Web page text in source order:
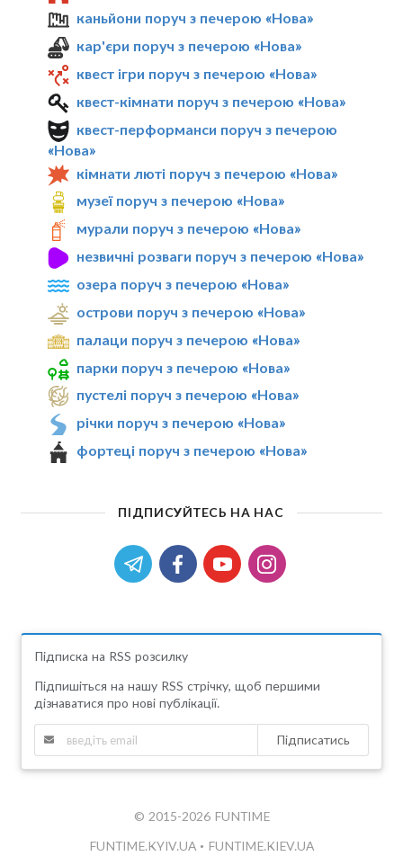
каньйони поруч з печерою «Нова»
кар'єри поруч з печерою «Нова»
квест ігри поруч з печерою «Нова»
квест-кімнати поруч з печерою «Нова»
квест-перформанси поруч з печерою
«Нова»
кімнати люті поруч з печерою «Нова»
музеї поруч з печерою «Нова»
мурали поруч з печерою «Нова»
незвичні розваги поруч з печерою «Нова»
озера поруч з печерою «Нова»
острови поруч з печерою «Нова»
палаци поруч з печерою «Нова»
парки поруч з печерою «Нова»
пустелі поруч з печерою «Нова»
річки поруч з печерою «Нова»
фортеці поруч з печерою «Нова»
ПІДПИСУЙТЕСЬ НА НАС
Підписка на RSS розсилку
Підпишіться на нашу RSS стрічку, щоб першими
дізнаватися про нові публікації.
Підписатись
© 2015-2026 FUNTIME
FUNTIME.KYIV.UA • FUNTIME.KIEV.UA